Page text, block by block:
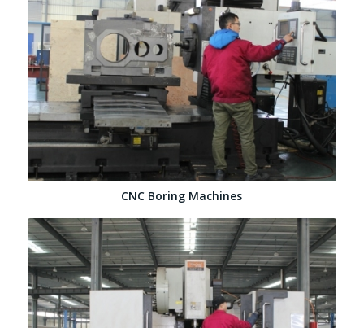
CNC Boring Machines